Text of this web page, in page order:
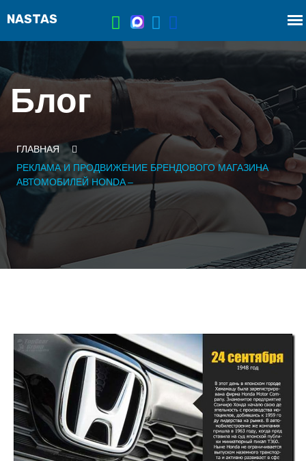
Блог
ГЛАВНАЯ
РЕКЛАМА И ПРОДВИЖЕНИЕ БРЕНДОВОГО МАГАЗИНА
АВТОМОБИЛЕЙ HONDA –